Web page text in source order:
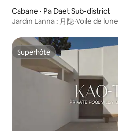
Cabane ⋅ Pa Daet Sub-district
Jardin Lanna : 月隐·Voile de lune
Superhôte
Superhôte